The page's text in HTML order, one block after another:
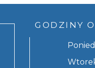
GODZINY